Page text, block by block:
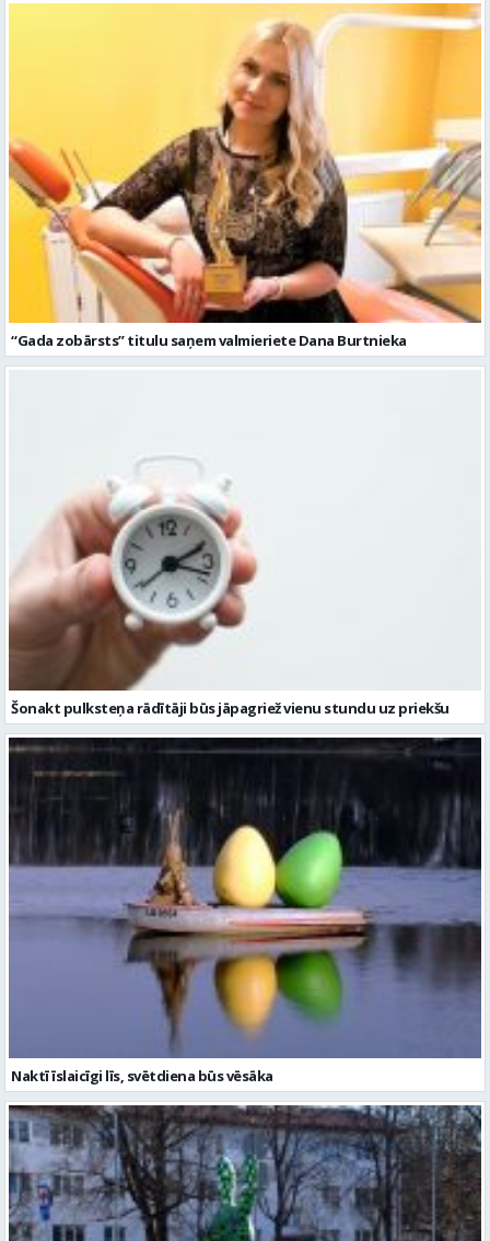
“Gada zobārsts” titulu saņem valmieriete Dana Burtnieka
Šonakt pulksteņa rādītāji būs jāpagriež vienu stundu uz priekšu
Naktī īslaicīgi līs, svētdiena būs vēsāka